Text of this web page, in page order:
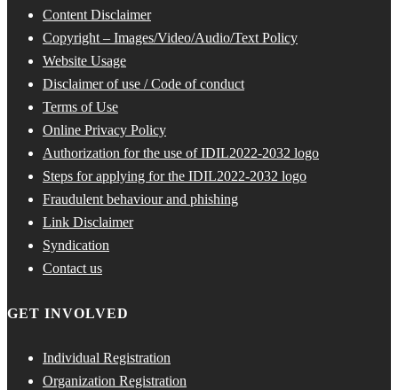
Content Disclaimer
Copyright – Images/Video/Audio/Text Policy
Website Usage
Disclaimer of use / Code of conduct
Terms of Use
Online Privacy Policy
Authorization for the use of IDIL2022-2032 logo
Steps for applying for the IDIL2022-2032 logo
Fraudulent behaviour and phishing
Link Disclaimer
Syndication
Contact us
GET INVOLVED
Individual Registration
Organization Registration